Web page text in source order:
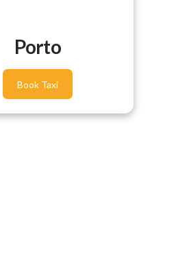
Porto
Book Taxi